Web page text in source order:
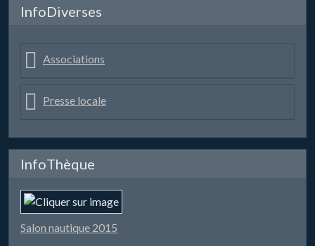
InfoDiverses
Associations
Presse locale
InfoThèque
Salon nautique 2015